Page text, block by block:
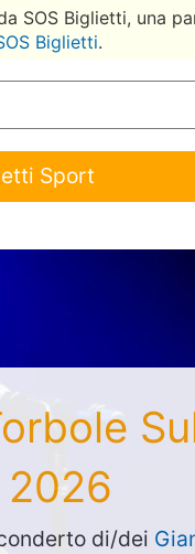
SOS Biglietti, una
Biglietti.
Sport
di/dei